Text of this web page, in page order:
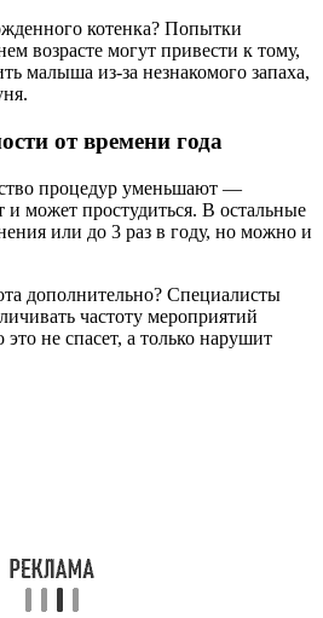
котенка? Попытки
возрасте могут привести к тому,
малыша из-за незнакомого запаха,
от времени года
процедур уменьшают —
и может простудиться. В остальные
или до 3 раз в году, но можно и
дополнительно? Специалисты
частоту мероприятий
не спасет, а только нарушит